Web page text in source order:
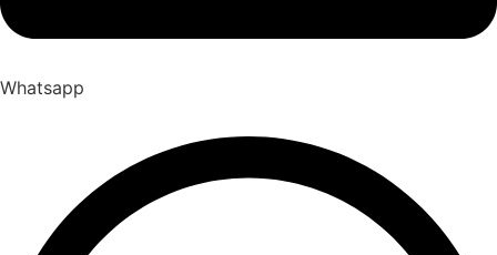
Whatsapp